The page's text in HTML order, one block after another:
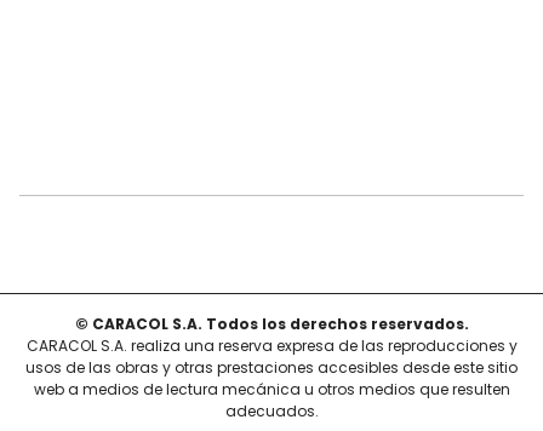
© CARACOL S.A. Todos los derechos reservados.
CARACOL S.A. realiza una reserva expresa de las reproducciones y
usos de las obras y otras prestaciones accesibles desde este sitio
web a medios de lectura mecánica u otros medios que resulten
adecuados.